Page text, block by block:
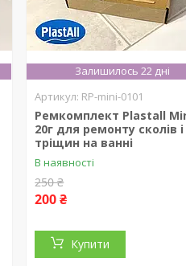
Залишилось 22 дні
RP-mini-0101
Ремкомплект Plastall
20г для ремонту сколів і
тріщин на ванні
В наявності
250 ₴
200 ₴
Купити